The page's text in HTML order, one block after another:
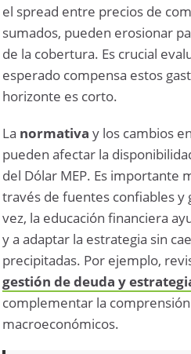
el spread entre precios de
sumados, pueden erosionar
de la cobertura. Es crucial
esperado compensa estos
horizonte es corto.
La normativa y los cambios
pueden afectar la
del Dólar MEP. Es importante
través de fuentes confiables y
vez, la educación financiera
y a adaptar la estrategia sin
precipitadas. Por ejemplo,
gestión de deuda y
complementar la
macroeconómicos.